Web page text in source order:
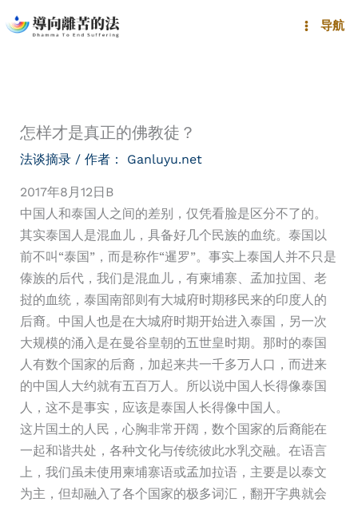
至
导航
怎样才是真正的佛教徒？
法谈摘录/ 作者： Ganluyu.net
2017年8月12日B
中国人和泰国人之间的差别，仅凭看脸是区分不了的。
其实泰国人是混血儿，具备好几个民族的血统。泰国以
前不叫“泰国”，而是称作“暹罗”。事实上泰国人并不只是
傣族的后代，我们是混血儿，有柬埔寨、孟加拉国、老
挝的血统，泰国南部则有大城府时期移民来的印度人的
后裔。中国人也是在大城府时期开始进入泰国，另一次
大规模的涌入是在曼谷皇朝的五世皇时期。那时的泰国
人有数个国家的后裔，加起来共一千多万人口，而进来
的中国人大约就有五百万人。所以说中国人长得像泰国
人，这不是事实，应该是泰国人长得像中国人。
这片国土的人民，心胸非常开阔，数个国家的后裔能在
一起和谐共处，各种文化与传统彼此水乳交融。在语言
上，我们虽未使用柬埔寨语或孟加拉语，主要是以泰文
为主，但却融入了各个国家的极多词汇，翻开字典就会